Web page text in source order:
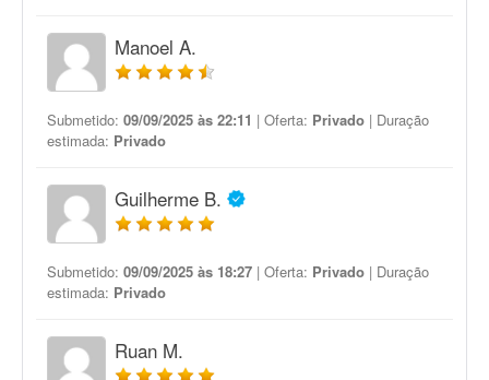
Manoel A.
Submetido: 09/09/2025 às 22:11 | Oferta: Privado | Duração
estimada: Privado
Guilherme B.
Submetido: 09/09/2025 às 18:27 | Oferta: Privado | Duração
estimada: Privado
Ruan M.